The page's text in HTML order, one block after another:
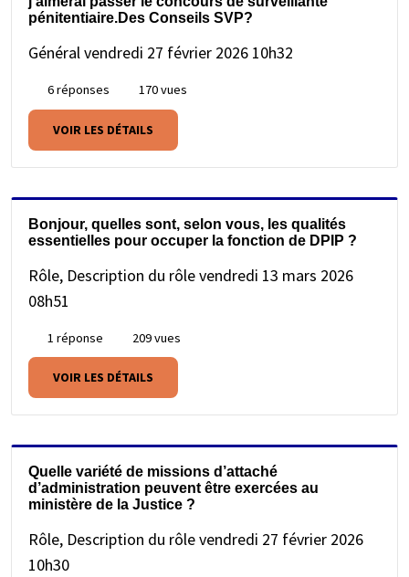
pénitentiaire.Des Conseils SVP?
Généralvendredi 27 février 2026 10h32
6 réponses 170 vues
VOIR LES DÉTAILS
Bonjour, quelles sont, selon vous, les qualités
essentielles pour occuper la fonction de DPIP ?
Rôle, Description du rôlevendredi 13 mars 2026
08h51
1 réponse 209 vues
VOIR LES DÉTAILS
Quelle variété de missions d’attaché
d’administration peuvent être exercées au
ministère de la Justice ?
Rôle, Description du rôlevendredi 27 février 2026
10h30